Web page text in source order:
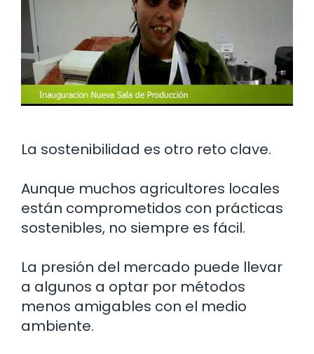
La sostenibilidad es otro reto clave.
Aunque muchos agricultores locales
están comprometidos con prácticas
sostenibles, no siempre es fácil.
La presión del mercado puede llevar
a algunos a optar por métodos
menos amigables con el medio
ambiente.